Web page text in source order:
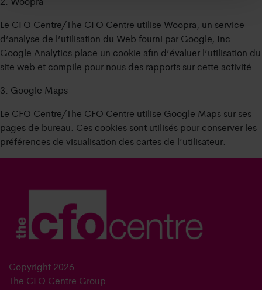
Le CFO Centre/The CFO Centre utilise Woopra, un service
d’analyse de l’utilisation du Web fourni par Google, Inc.
Google Analytics place un cookie afin d’évaluer l’utilisation du
site web et compile pour nous des rapports sur cette activité.
3. Google Maps
Le CFO Centre/The CFO Centre utilise Google Maps sur ses
pages de bureau. Ces cookies sont utilisés pour conserver les
préférences de visualisation des cartes de l’utilisateur.
Copyright 2026
The CFO Centre Group